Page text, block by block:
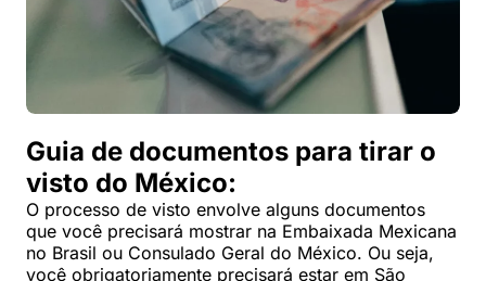
Guia de documentos para tirar o
visto do México:
O processo de visto envolve alguns documentos
que você precisará mostrar na Embaixada Mexicana
no Brasil ou Consulado Geral do México. Ou seja,
você obrigatoriamente precisará estar em São